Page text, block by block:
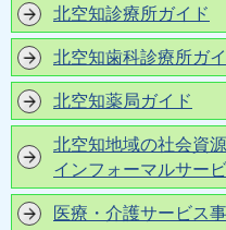
北空知診療所ガイド
北空知歯科診療所ガ
北空知薬局ガイド
北空知地域の社会資源
インフォーマルサー
医療・介護サービス